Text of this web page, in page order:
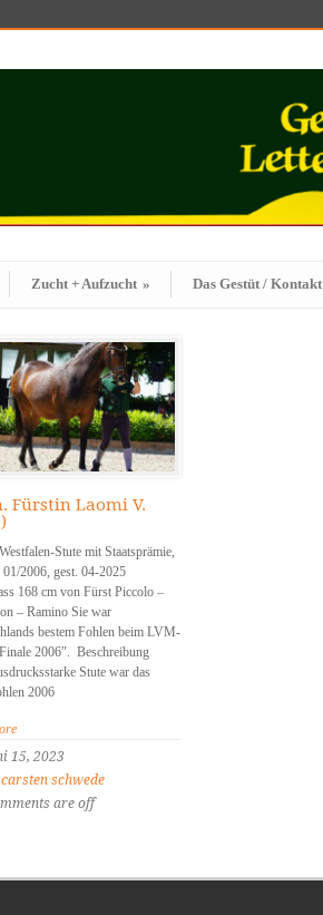
Zucht + Aufzucht » Das Gestüt / Kontakt
Fürstin Laomi V.
Stute mit Staatsprämie,
01/2006, gest. 04-2025
168 cm von Fürst Piccolo –
– Ramino Sie war
bestem Fohlen beim LVM-
2006″. Beschreibung
Stute war das
2006
15, 2023
carsten schwede
are off